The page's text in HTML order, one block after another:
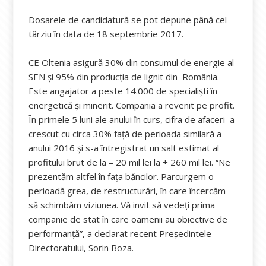
Dosarele de candidatură se pot depune până cel
târziu în data de 18 septembrie 2017.
CE Oltenia asigură 30% din consumul de energie al
SEN și 95% din producția de lignit din România.
Este angajator a peste 14.000 de specialiști în
energetică și minerit. Compania a revenit pe profit.
În primele 5 luni ale anului în curs, cifra de afaceri a
crescut cu circa 30% față de perioada similară a
anului 2016 și s-a întregistrat un salt estimat al
profitului brut de la – 20 mil lei la + 260 mil lei. “Ne
prezentăm altfel în fața băncilor. Parcurgem o
perioadă grea, de restructurări, în care încercăm
să schimbăm viziunea. Vă invit să vedeţi prima
companie de stat în care oamenii au obiective de
performanţă”, a declarat recent Președintele
Directoratului, Sorin Boza.